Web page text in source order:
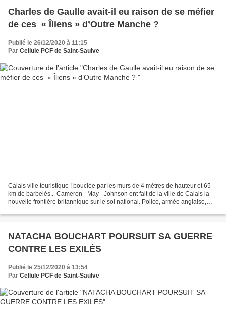
Charles de Gaulle avait-il eu raison de se méfier
de ces « Îliens » d’Outre Manche ?
Publié le 26/12/2020 à 11:15
Par Cellule PCF de Saint-Saulve
Calais ville touristique ! bouclée par les murs de 4 mètres de hauteur et 65
km de barbelés... Cameron - May - Johnson ont fait de la ville de Calais la
nouvelle frontière britannique sur le sol national. Police, armée anglaise,
NATACHA BOUCHART POURSUIT SA GUERRE
CONTRE LES EXILÉS
Publié le 25/12/2020 à 13:54
Par Cellule PCF de Saint-Saulve